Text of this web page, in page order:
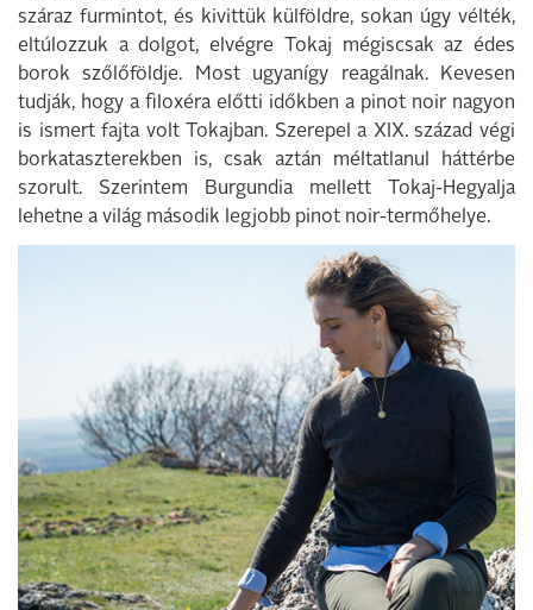
száraz furmintot, és kivittük külföldre, sokan úgy vélték,
eltúlozzuk a dolgot, elvégre Tokaj mégiscsak az édes
borok szőlőföldje. Most ugyanígy reagálnak. Kevesen
tudják, hogy a filoxéra előtti időkben a pinot noir nagyon
is ismert fajta volt Tokajban. Szerepel a XIX. század végi
borkataszterekben is, csak aztán méltatlanul háttérbe
szorult. Szerintem Burgundia mellett Tokaj-Hegyalja
lehetne a világ második legjobb pinot noir-termőhelye.